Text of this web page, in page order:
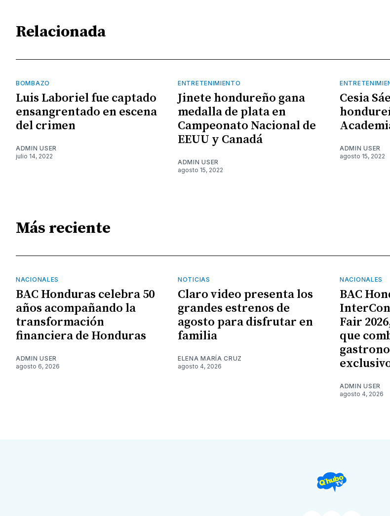
Relacionada
BOMBAZO
Luis Laboriel fue captado
ensangrentado en escena
del crimen
ADMIN USER
julio 14, 2022
ENTRETENIMIENTO
Jinete hondureño gana
medalla de plata en
Campeonato Nacional de
EEUU y Canadá
ADMIN USER
agosto 15, 2022
Cesia
ADMIN USER
agosto 15, 2022
Más reciente
NACIONALES
BAC Honduras celebra 50
años acompañando la
transformación
financiera de Honduras
ADMIN USER
agosto 6, 2026
NOTICIAS
Claro video presenta los
grandes estrenos de
agosto para disfrutar en
familia
ELENA MARÍA CRUZ
agosto 4, 2026
NACIONALES
BAC
Fair
que
ADMIN USER
agosto 4, 2026